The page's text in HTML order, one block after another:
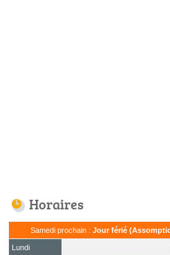
Horaires
Samedi prochain : Jour férié
Lundi